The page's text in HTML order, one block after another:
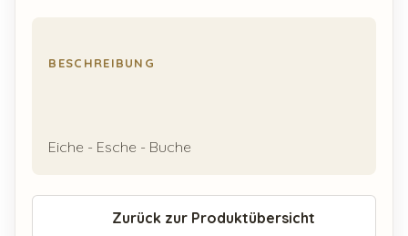
BESCHREIBUNG
Eiche - Esche - Buche
Zurück zur Produktübersicht